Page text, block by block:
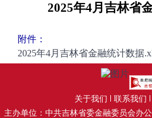
2025年4月吉林省
附件：
2025年4月吉林省金融统计数据
关于我们 联系我们
主办单位：中共吉林省委金融委员会办